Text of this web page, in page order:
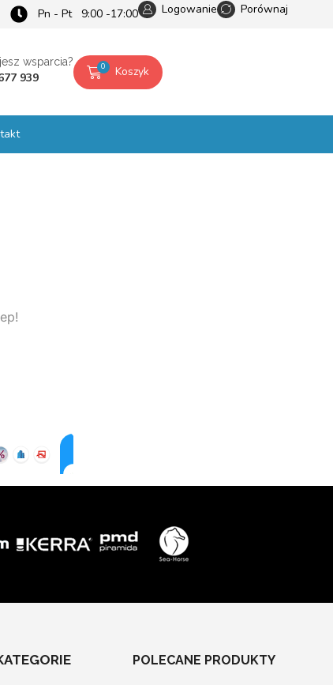
Pn - Pt 9:00 -17:00 Logowanie Porównaj
wsparcia?
939
0 Koszyk
POLECANE PRODUKTY